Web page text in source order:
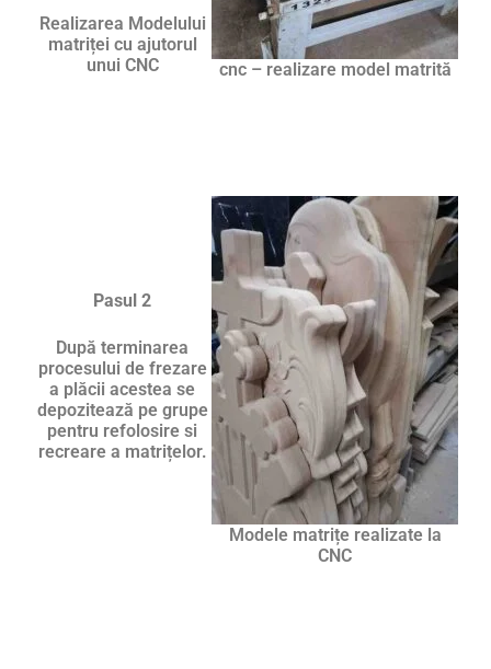
cnc – realizare model matrită
Realizarea Modelului
matriței cu ajutorul
unui CNC
Modele matrițe realizate la
CNC
Pasul 2
După terminarea
procesului de frezare
a plăcii acestea se
depozitează pe grupe
pentru refolosire si
recreare a matrițelor.